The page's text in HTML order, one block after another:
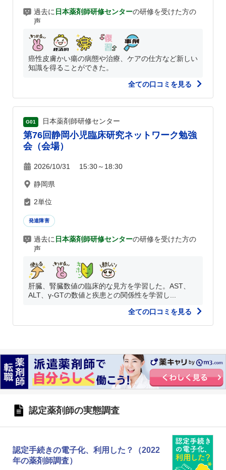
過去に 日本薬剤師研修センターの研修を受けた方の
声
癌性皮膚かい瘍の病態や治療、ケアの仕方など新しい
知識を得ることができた。
全ての口コミを見る
G01 日本薬剤師研修センター
第76回静岡小児臨床研究ネットワーク勉強
会（会場）
2026/10/31 15:30～18:30
静岡県
2単位
発達障害
過去に 日本薬剤師研修センターの研修を受けた方の
声
肝臓、腎臓数値の臨床的な見方を学習した。AST、
ALT、γ-GTの数値と疾患との関係性を学習し...
全ての口コミを見る
認定薬剤師の実態調査
認定手続きの電子化、利用した？（2022
年の薬剤師調査）